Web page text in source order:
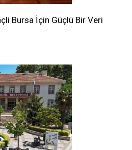
Bursa İçin Güçlü Bir Veri